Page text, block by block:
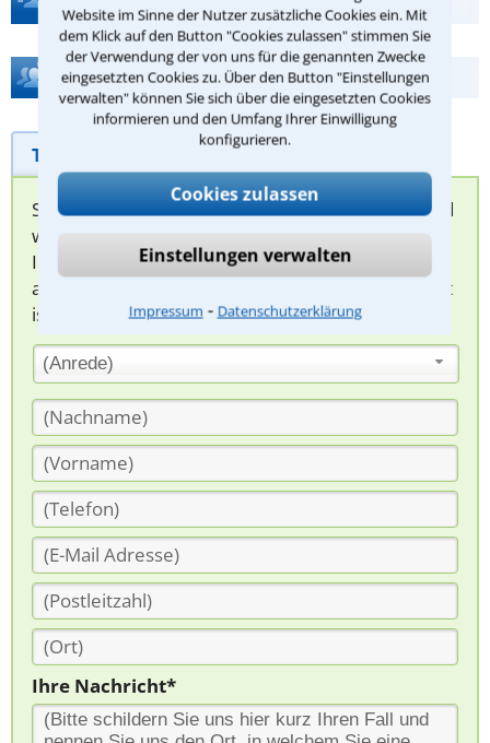
Website im Sinne der Nutzer zusätzliche Cookies ein. Mit
dem Klick auf den Button "Cookies zulassen" stimmen Sie
der Verwendung der von uns für die genannten Zwecke
eingesetzten Cookies zu. Über den Button "Einstellungen
verwalten" können Sie sich über die eingesetzten Cookies
informieren und den Umfang Ihrer Einwilligung
konfigurieren.
Cookies zulassen
Einstellungen verwalten
Impressum ⁃ Datenschutzerklärung
Hilfe bei Ihrer Anwaltsuche?
Telefonhilfe Beratungsanfrage
Sie können hier Ihren Fall schildern. Anschließend
werden sich spezialisierte Rechtsanwälte bei
Ihnen melden, um das weitere Vorgehen
abzuklären. Die Rückmeldung durch einen Anwalt
ist für Sie kostenlos.
(Anrede)
Ihre Nachricht*